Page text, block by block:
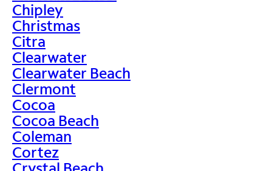
Chipley
Christmas
Citra
Clearwater
Clearwater Beach
Clermont
Cocoa
Cocoa Beach
Coleman
Cortez